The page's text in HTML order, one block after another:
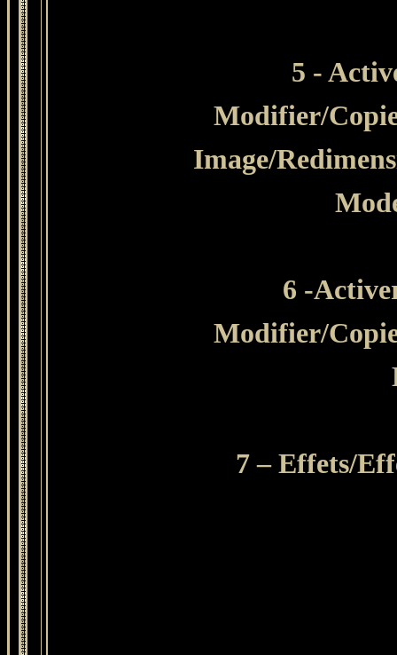
5 -
Modifier/
Image/
6 -
Modifier/
7 – Effets/